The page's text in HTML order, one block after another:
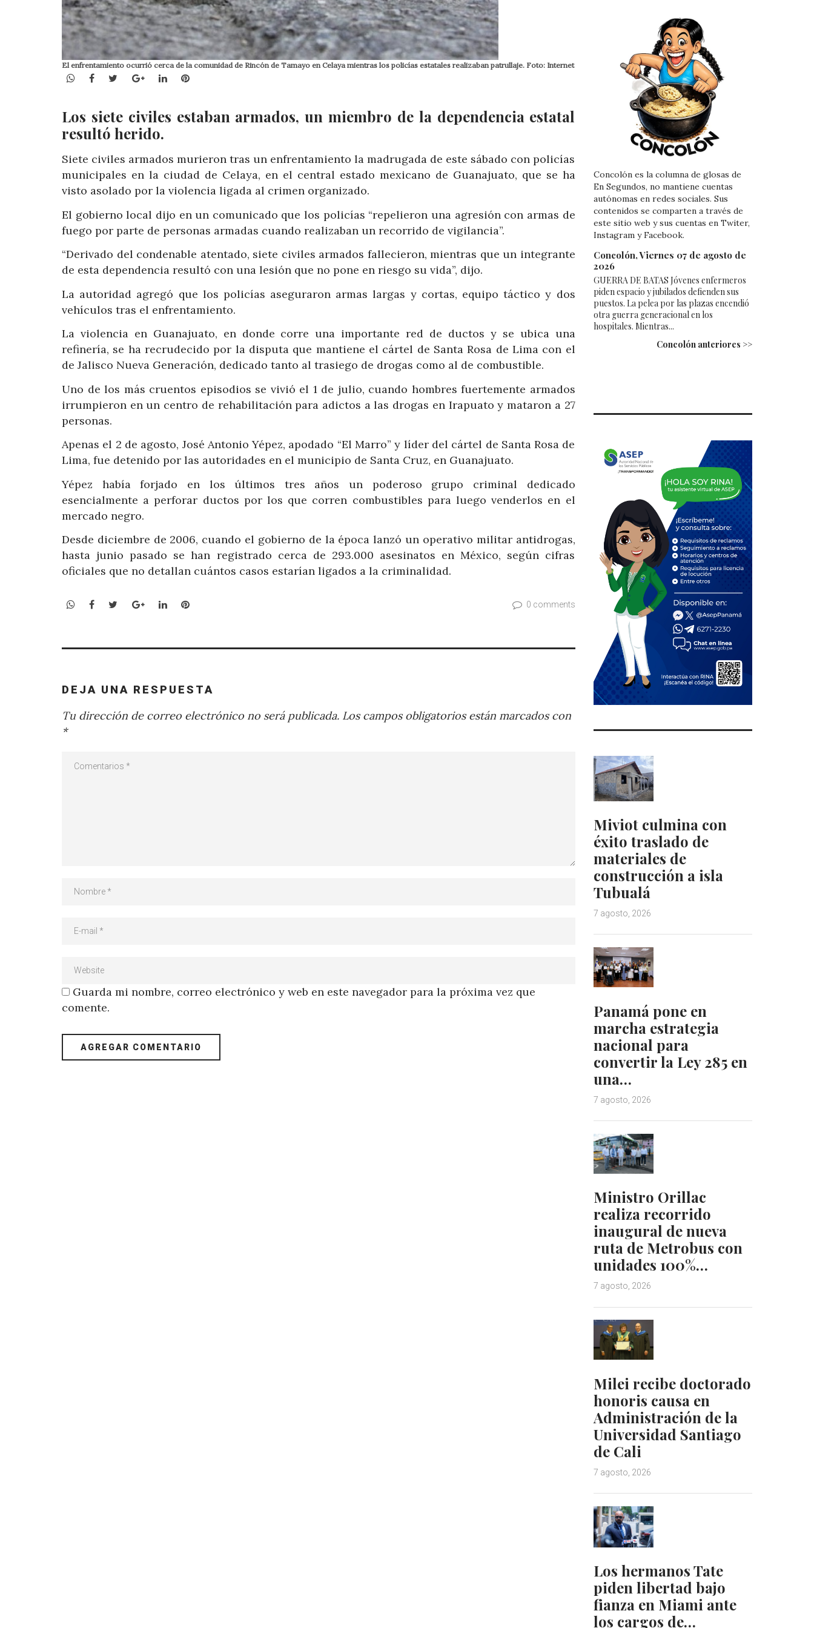
El enfrentamiento ocurrió cerca de la comunidad de Rincón de Tamayo en Celaya mientras los policías estatales realizaban patrullaje. Foto: Internet
WhatsApp
Facebook
TwitterGoogle+LinkedInPinterest
Los siete civiles estaban armados, un miembro de la dependencia estatal
resultó herido.
Siete civiles armados murieron tras un enfrentamiento la madrugada de este sábado con policías
municipales en la ciudad de Celaya, en el central estado mexicano de Guanajuato, que se ha
visto asolado por la violencia ligada al crimen organizado.
El gobierno local dijo en un comunicado que los policías “repelieron una agresión con armas de
fuego por parte de personas armadas cuando realizaban un recorrido de vigilancia”.
“Derivado del condenable atentado, siete civiles armados fallecieron, mientras que un integrante
de esta dependencia resultó con una lesión que no pone en riesgo su vida”, dijo.
La autoridad agregó que los policías aseguraron armas largas y cortas, equipo táctico y dos
vehículos tras el enfrentamiento.
La violencia en Guanajuato, en donde corre una importante red de ductos y se ubica una
refinería, se ha recrudecido por la disputa que mantiene el cártel de Santa Rosa de Lima con el
de Jalisco Nueva Generación, dedicado tanto al trasiego de drogas como al de combustible.
Uno de los más cruentos episodios se vivió el 1 de julio, cuando hombres fuertemente armados
irrumpieron en un centro de rehabilitación para adictos a las drogas en Irapuato y mataron a 27
personas.
Apenas el 2 de agosto, José Antonio Yépez, apodado “El Marro” y líder del cártel de Santa Rosa de
Lima, fue detenido por las autoridades en el municipio de Santa Cruz, en Guanajuato.
Yépez había forjado en los últimos tres años un poderoso grupo criminal dedicado
esencialmente a perforar ductos por los que corren combustibles para luego venderlos en el
mercado negro.
Desde diciembre de 2006, cuando el gobierno de la época lanzó un operativo militar antidrogas,
hasta junio pasado se han registrado cerca de 293.000 asesinatos en México, según cifras
oficiales que no detallan cuántos casos estarían ligados a la criminalidad.
WhatsApp
Facebook
TwitterGoogle+LinkedInPinterest 0 comments
DEJA UNA RESPUESTA
Tu dirección de correo electrónico no será publicada. Los campos obligatorios están marcados con
*
Guarda mi nombre, correo electrónico y web en este navegador para la próxima vez que
comente.
Concolón es la columna de glosas de
En Segundos, no mantiene cuentas
autónomas en redes sociales. Sus
contenidos se comparten a través de
este sitio web y sus cuentas en Twiter,
Instagram y Facebook.
Concolón, Viernes 07 de agosto de
2026
GUERRA DE BATAS Jóvenes enfermeros
piden espacio y jubilados defienden sus
puestos. La pelea por las plazas encendió
otra guerra generacional en los
hospitales. Mientras...
Concolón anteriores >>
Miviot culmina con
éxito traslado de
materiales de
construcción a isla
Tubualá
7 agosto, 2026
Panamá pone en
marcha estrategia
nacional para
convertir la Ley 285 en
una…
7 agosto, 2026
Ministro Orillac
realiza recorrido
inaugural de nueva
ruta de Metrobus con
unidades 100%…
7 agosto, 2026
Milei recibe doctorado
honoris causa en
Administración de la
Universidad Santiago
de Cali
7 agosto, 2026
Los hermanos Tate
piden libertad bajo
fianza en Miami ante
los cargos de…